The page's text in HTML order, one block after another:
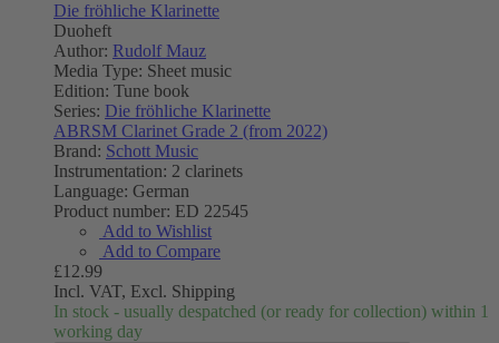
Die fröhliche Klarinette
Duoheft
Author: Rudolf Mauz
Media Type: Sheet music
Edition: Tune book
Series: Die fröhliche Klarinette
ABRSM Clarinet Grade 2 (from 2022)
Brand: Schott Music
Instrumentation: 2 clarinets
Language: German
Product number: ED 22545
Add to Wishlist
Add to Compare
£12.99
Incl. VAT, Excl. Shipping
In stock - usually despatched (or ready for collection) within 1
working day